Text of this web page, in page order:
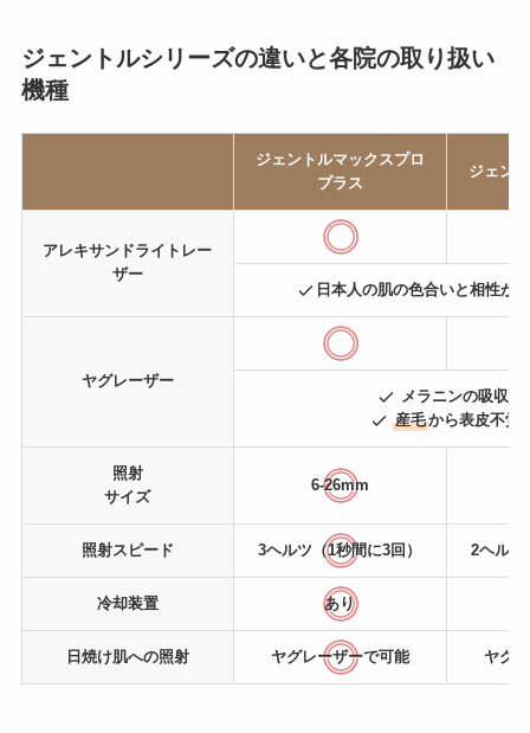
ジェントルシリーズの違いと各院の取り扱い
機種
ジェントルマックスプロ
プラス
ジェン
アレキサンドライトレー
ザー
日本人の肌の色合いと相性が
ヤグレーザー
メラニンの吸収率
産毛から表皮不覚
照射
サイズ
6-26mm
照射スピード 3ヘルツ（1秒間に3回） 2ヘルツ
冷却装置 あり
日焼け肌への照射 ヤグレーザーで可能 ヤグ